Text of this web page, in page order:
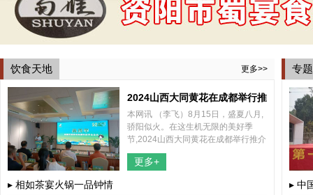
饮食天地 更多>>
2024山西大同黄花在成都举行推
介会
本网讯 （李飞）8月15日，盛夏八月,
骄阳似火。在这生机无限的美好季
节,2024山西大同黄花在成都举行推介
会，山西大同云州区区委、区政府和
四川省、成都市、相关部门负责人、
更多+
▸ 相如茶宴火锅一品钟情
专
▸ 中